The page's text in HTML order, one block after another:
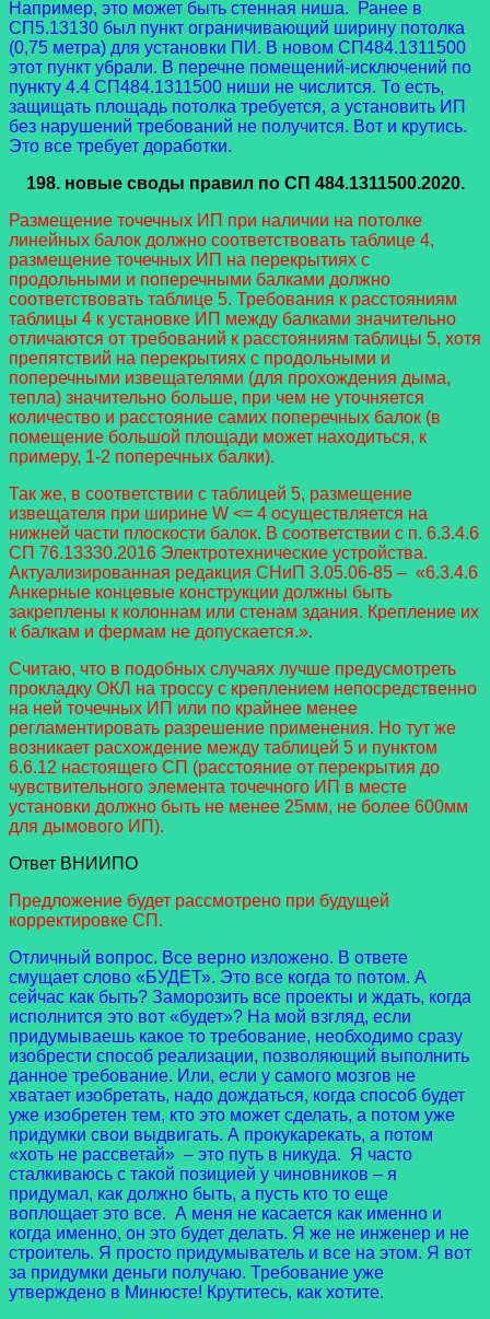
Например, это может быть стенная ниша. Ранее в
СП5.13130 был пункт ограничивающий ширину потолка
(0,75 метра) для установки ПИ. В новом СП484.1311500
этот пункт убрали. В перечне помещений-исключений по
пункту 4.4 СП484.1311500 ниши не числится. То есть,
защищать площадь потолка требуется, а установить ИП
без нарушений требований не получится. Вот и крутись.
Это все требует доработки.
198. новые своды правил по СП 484.1311500.2020.
Размещение точечных ИП при наличии на потолке
линейных балок должно соответствовать таблице 4,
размещение точечных ИП на перекрытиях с
продольными и поперечными балками должно
соответствовать таблице 5. Требования к расстояниям
таблицы 4 к установке ИП между балками значительно
отличаются от требований к расстояниям таблицы 5, хотя
препятствий на перекрытиях с продольными и
поперечными извещателями (для прохождения дыма,
тепла) значительно больше, при чем не уточняется
количество и расстояние самих поперечных балок (в
помещение большой площади может находиться, к
примеру, 1-2 поперечных балки).
Так же, в соответствии с таблицей 5, размещение
извещателя при ширине W <= 4 осуществляется на
нижней части плоскости балок. В соответствии с п. 6.3.4.6
СП 76.13330.2016 Электротехнические устройства.
Актуализированная редакция СНиП 3.05.06-85 – «6.3.4.6
Анкерные концевые конструкции должны быть
закреплены к колоннам или стенам здания. Крепление их
к балкам и фермам не допускается.».
Считаю, что в подобных случаях лучше предусмотреть
прокладку ОКЛ на троссу с креплением непосредственно
на ней точечных ИП или по крайнее менее
регламентировать разрешение применения. Но тут же
возникает расхождение между таблицей 5 и пунктом
6.6.12 настоящего СП (расстояние от перекрытия до
чувствительного элемента точечного ИП в месте
установки должно быть не менее 25мм, не более 600мм
для дымового ИП).
Ответ ВНИИПО
Предложение будет рассмотрено при будущей
корректировке СП.
Отличный вопрос. Все верно изложено. В ответе
смущает слово «БУДЕТ». Это все когда то потом. А
сейчас как быть? Заморозить все проекты и ждать, когда
исполнится это вот «будет»? На мой взгляд, если
придумываешь какое то требование, необходимо сразу
изобрести способ реализации, позволяющий выполнить
данное требование. Или, если у самого мозгов не
хватает изобретать, надо дождаться, когда способ будет
уже изобретен тем, кто это может сделать, а потом уже
придумки свои выдвигать. А прокукарекать, а потом
«хоть не рассветай» – это путь в никуда. Я часто
сталкиваюсь с такой позицией у чиновников – я
придумал, как должно быть, а пусть кто то еще
воплощает это все. А меня не касается как именно и
когда именно, он это будет делать. Я же не инженер и не
строитель. Я просто придумыватель и все на этом. Я вот
за придумки деньги получаю. Требование уже
утверждено в Минюсте! Крутитесь, как хотите.